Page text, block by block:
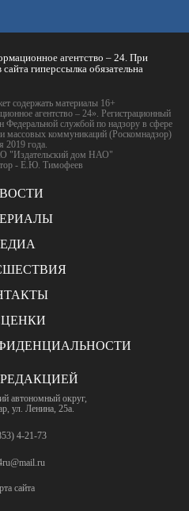
агентство – 24. При
гиперссылка обязательна
содержать материалы 16+
агентство – 24». Регистрационный
службой по надзору в сфере
массовых коммуникаций (Роскомнадзор)
2019 года.
"Издательский дом НАО"
- Е.Ю. Тимофеев
РЕДАКЦИЕЙ
автономный округ,
ул. Ленина, 25а.
4-21-73
сайта